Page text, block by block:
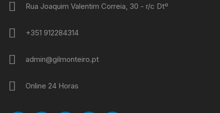
Rua Joaquim Valentim Correia, 30 - r/c Dtº
+351 912284314
admin@gilmonteiro.pt
Online 24 Horas